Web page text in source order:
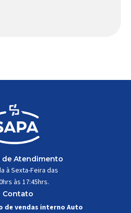
de Atendimento
à Sexta-Feira das
às 17:45hrs.
Contato
de vendas interno Auto